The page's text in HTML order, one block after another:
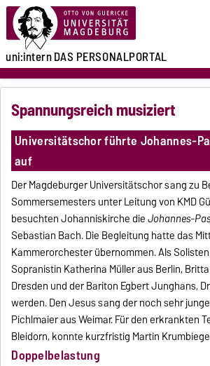
uni:internDAS PERSONALPORTAL
Spannungsreich musiziert
Universitätschor führte Johannes-
auf
Der Magdeburger Universitätschor sang zu
Sommersemesters unter Leitung von KMD
besuchten Johanniskirche dieJohannes-
Sebastian Bach. Die Begleitung hatte das
Kammerorchester übernommen. Als
Sopranistin Katherina Müller aus Berlin,
Dresden und der Bariton Egbert Junghans,
werden. Den Jesus sang der noch sehr
Pichlmaier aus Weimar. Für den erkrankten
Bleidorn, konnte kurzfristig Martin
Doppelbelastung